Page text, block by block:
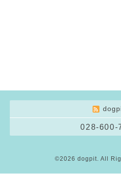
028-600-
©2026 dogpit. All